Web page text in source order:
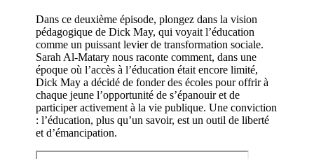
Dans ce deuxième épisode, plongez dans la vision
pédagogique de Dick May, qui voyait l’éducation
comme un puissant levier de transformation sociale.
Sarah Al-Matary nous raconte comment, dans une
époque où l’accès à l’éducation était encore limité,
Dick May a décidé de fonder des écoles pour offrir à
chaque jeune l’opportunité de s’épanouir et de
participer activement à la vie publique. Une conviction
: l’éducation, plus qu’un savoir, est un outil de liberté
et d’émancipation.